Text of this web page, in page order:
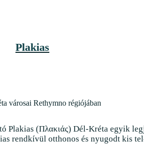
Plakias
városai Rethymno régiójában
Plakias (Πλακιάς) Dél-Kréta egyik
rendkívül otthonos és nyugodt kis